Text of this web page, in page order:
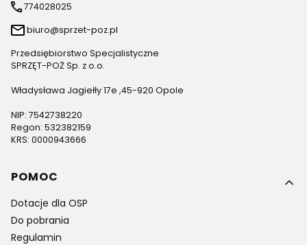
774028025
biuro@sprzet-poz.pl
Przedsiębiorstwo Specjalistyczne
SPRZĘT-POŻ Sp. z o.o.
Władysława Jagiełły 17e ,45-920 Opole
NIP: 7542738220
Regon: 532382159
KRS: 0000943666
Linki w stopce
POMOC
Dotacje dla OSP
Do pobrania
Regulamin